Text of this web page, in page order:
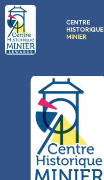
CENTRE
HISTORIQUE
MINIER